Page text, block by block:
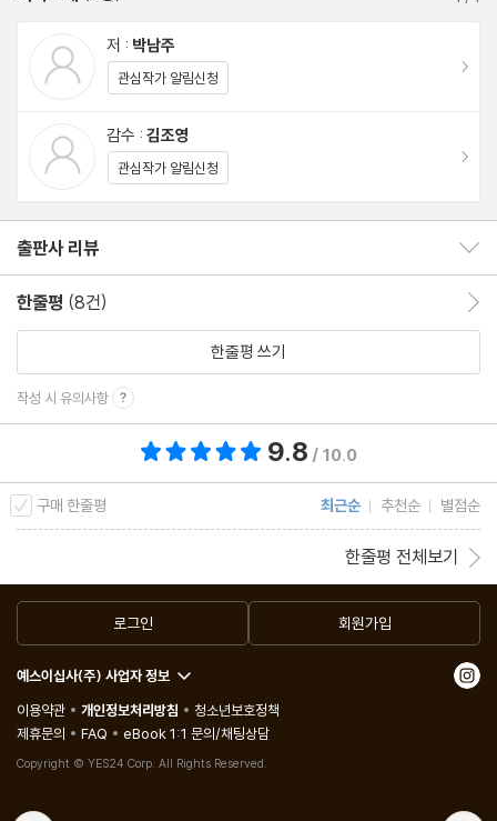
4 경비실에 맡겨진 택배가 없어졌다면 누구에게 따져야 하나요? 11
Part 4 흔들리는 잎새에도 괴로운 내 지갑
1 중고 거래 사기꾼을 어떻게 처벌해야 할까요? 121
2 보이스 피싱을 당했는데 도대체 무엇부터 해야 할까요? 131
까? 141
4 “절대 환불 불가”를 외치는 상점 주인에게 세련되게 환불받는 법
149
5 사용도 하지 않은 헬스장 회원권을 환불할 수 있을까요? 157
Part 5 언제까지 당하고만 있을 줄 알았니?
1 선생님에게 압수당한 핸드폰을 무사히 돌려받을 수 있을까요? 16
5
2 생각만으로도 치가 떨리는 학교 폭력, 법적 해결 방안은 무엇일까
3 아르바이트 급여를 제대로 받을 수 있는 근거와 방법은 무엇인가
4 직장 선배의 괴롭힘을 견디지 못하겠으면 퇴사하는 수밖에 없나
5 상사로부터 성추행을 당한 신입 사원이 무엇을 할 수 있을까요? 1
97
저 : 박남주
관심작가 알림신청
감수 : 김조영
관심작가 알림신청
출판사 리뷰
한줄평 (8건)
한줄평 쓰기
작성 시 유의사항
9.8 / 10.0
구매 한줄평 최근순 추천순 별점순
한줄평 전체보기
로그인 회원가입
예스이십사(주) 사업자 정보
이용약관
개인정보처리방침
청소년보호정책
제휴문의
FAQ eBook 1:1 문의/채팅상담
Copyright © YES24 Corp. All Rights Reserved.